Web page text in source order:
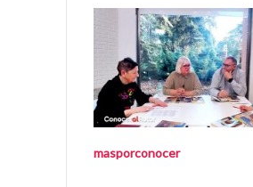
masporconocer